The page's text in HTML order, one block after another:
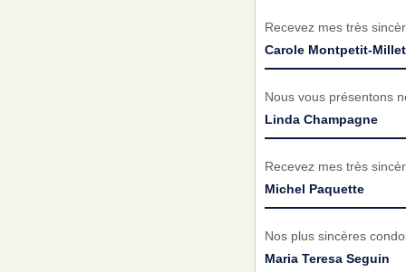
Recevez mes très
Carole Montpetit-
Nous vous présentons
Linda Champagne
Recevez mes très
Michel Paquette
Nos plus sincères
Maria Teresa Seguin